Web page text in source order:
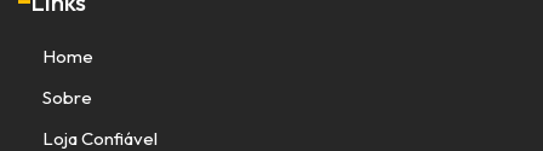
Home
Sobre
Loja Confiável